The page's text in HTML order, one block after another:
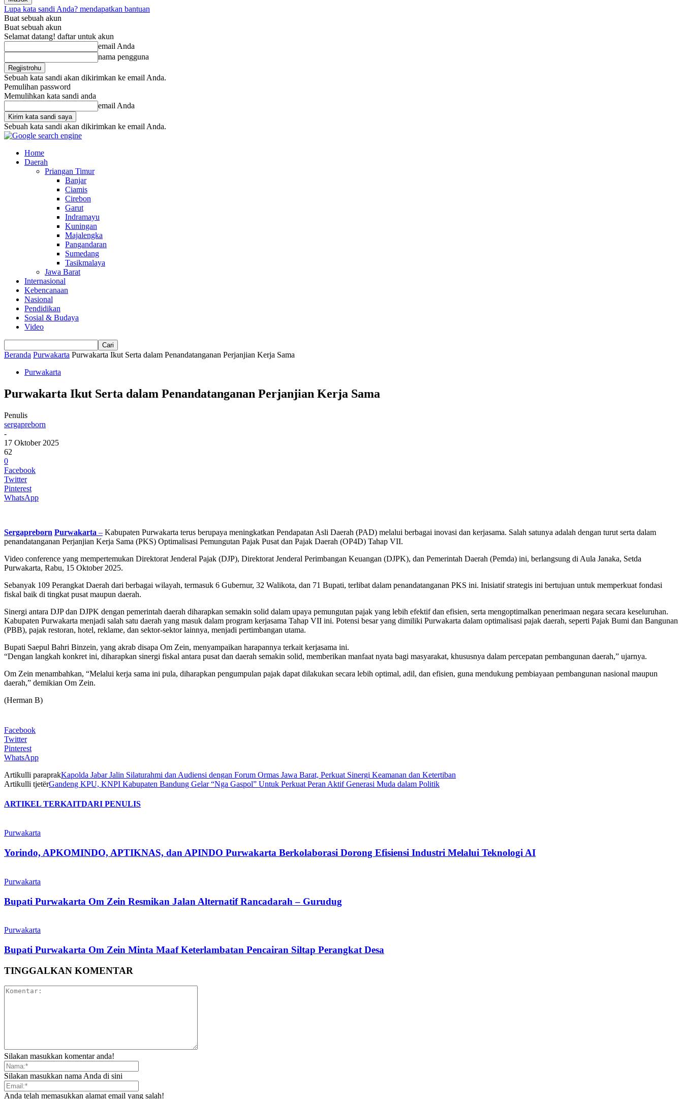
Lupa kata sandi Anda? mendapatkan bantuan
Buat sebuah akun
Buat sebuah akun
Selamat datang! daftar untuk akun
email Anda
nama pengguna
Sebuah kata sandi akan dikirimkan ke email Anda.
Pemulihan password
Memulihkan kata sandi anda
email Anda
Sebuah kata sandi akan dikirimkan ke email Anda.
Home
Daerah
Priangan Timur
Banjar
Ciamis
Cirebon
Garut
Indramayu
Kuningan
Majalengka
Pangandaran
Sumedang
Tasikmalaya
Jawa Barat
Internasional
Kebencanaan
Nasional
Pendidikan
Sosial & Budaya
Video
Beranda Purwakarta Purwakarta Ikut Serta dalam Penandatanganan Perjanjian Kerja Sama
Purwakarta
Purwakarta Ikut Serta dalam Penandatanganan Perjanjian Kerja Sama
Penulis
sergapreborn
-
17 Oktober 2025
62
0
Facebook
Twitter
Pinterest
WhatsApp
Sergapreborn Purwakarta – Kabupaten Purwakarta terus berupaya meningkatkan Pendapatan Asli Daerah (PAD) melalui berbagai inovasi dan kerjasama. Salah satunya adalah dengan turut serta dalam
penandatanganan Perjanjian Kerja Sama (PKS) Optimalisasi Pemungutan Pajak Pusat dan Pajak Daerah (OP4D) Tahap VII.
Video conference yang mempertemukan Direktorat Jenderal Pajak (DJP), Direktorat Jenderal Perimbangan Keuangan (DJPK), dan Pemerintah Daerah (Pemda) ini, berlangsung di Aula Janaka, Setda
Purwakarta, Rabu, 15 Oktober 2025.
Sebanyak 109 Perangkat Daerah dari berbagai wilayah, termasuk 6 Gubernur, 32 Walikota, dan 71 Bupati, terlibat dalam penandatanganan PKS ini. Inisiatif strategis ini bertujuan untuk memperkuat fondasi
fiskal baik di tingkat pusat maupun daerah.
Sinergi antara DJP dan DJPK dengan pemerintah daerah diharapkan semakin solid dalam upaya pemungutan pajak yang lebih efektif dan efisien, serta mengoptimalkan penerimaan negara secara keseluruhan.
Kabupaten Purwakarta menjadi salah satu daerah yang masuk dalam program kerjasama Tahap VII ini. Potensi besar yang dimiliki Purwakarta dalam optimalisasi pajak daerah, seperti Pajak Bumi dan Bangunan
(PBB), pajak restoran, hotel, reklame, dan sektor-sektor lainnya, menjadi pertimbangan utama.
Bupati Saepul Bahri Binzein, yang akrab disapa Om Zein, menyampaikan harapannya terkait kerjasama ini.
“Dengan langkah konkret ini, diharapkan sinergi fiskal antara pusat dan daerah semakin solid, memberikan manfaat nyata bagi masyarakat, khususnya dalam percepatan pembangunan daerah,” ujarnya.
Om Zein menambahkan, “Melalui kerja sama ini pula, diharapkan pengumpulan pajak dapat dilakukan secara lebih optimal, adil, dan efisien, guna mendukung pembiayaan pembangunan nasional maupun
daerah,” demikian Om Zein.
(Herman B)
Facebook
Twitter
Pinterest
WhatsApp
Artikulli paraprakKapolda Jabar Jalin Silaturahmi dan Audiensi dengan Forum Ormas Jawa Barat, Perkuat Sinergi Keamanan dan Ketertiban
Artikulli tjetërGandeng KPU, KNPI Kabupaten Bandung Gelar “Nga Gaspol” Untuk Perkuat Peran Aktif Generasi Muda dalam Politik
ARTIKEL TERKAITDARI PENULIS
Purwakarta
Yorindo, APKOMINDO, APTIKNAS, dan APINDO Purwakarta Berkolaborasi Dorong Efisiensi Industri Melalui Teknologi AI
Purwakarta
Bupati Purwakarta Om Zein Resmikan Jalan Alternatif Rancadarah – Gurudug
Purwakarta
Bupati Purwakarta Om Zein Minta Maaf Keterlambatan Pencairan Siltap Perangkat Desa
TINGGALKAN KOMENTAR
Silakan masukkan komentar anda!
Silakan masukkan nama Anda di sini
Anda telah memasukkan alamat email yang salah!